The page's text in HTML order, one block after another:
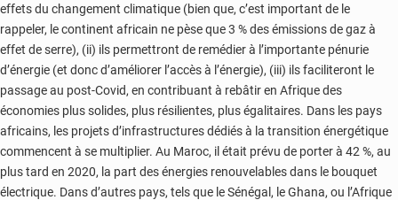
effets du changement climatique (bien que, c’est important de le
rappeler, le continent africain ne pèse que 3 % des émissions de gaz à
effet de serre), (ii) ils permettront de remédier à l’importante pénurie
d’énergie (et donc d’améliorer l’accès à l’énergie), (iii) ils faciliteront le
passage au post-Covid, en contribuant à rebâtir en Afrique des
économies plus solides, plus résilientes, plus égalitaires. Dans les pays
africains, les projets d’infrastructures dédiés à la transition énergétique
commencent à se multiplier. Au Maroc, il était prévu de porter à 42 %, au
plus tard en 2020, la part des énergies renouvelables dans le bouquet
électrique. Dans d’autres pays, tels que le Sénégal, le Ghana, ou l’Afrique